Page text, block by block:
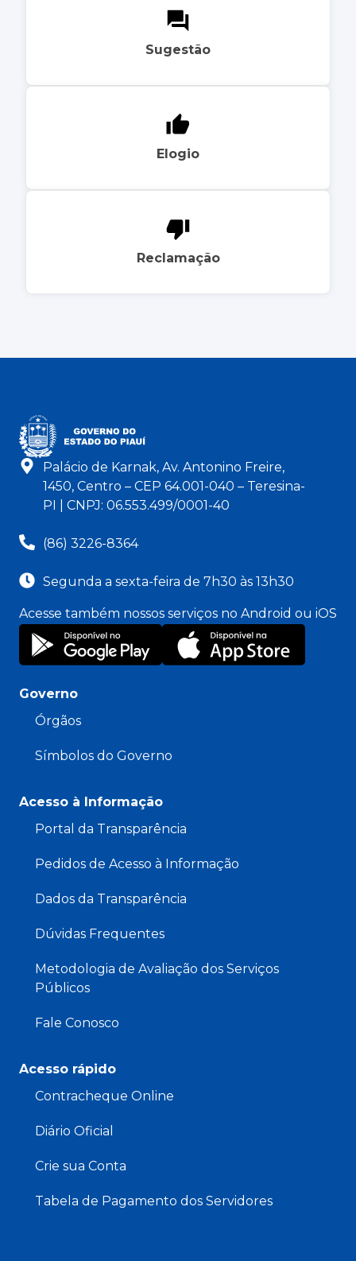
Sugestão
Elogio
Reclamação
Palácio de Karnak, Av. Antonino Freire,
1450, Centro – CEP 64.001-040 – Teresina-
PI | CNPJ: 06.553.499/0001-40
(86) 3226-8364
Segunda a sexta-feira de 7h30 às 13h30
Acesse também nossos serviços no Android ou iOS
Governo
Órgãos
Símbolos do Governo
Acesso à Informação
Portal da Transparência
Pedidos de Acesso à Informação
Dados da Transparência
Dúvidas Frequentes
Metodologia de Avaliação dos Serviços
Públicos
Fale Conosco
Acesso rápido
Contracheque Online
Diário Oficial
Crie sua Conta
Tabela de Pagamento dos Servidores